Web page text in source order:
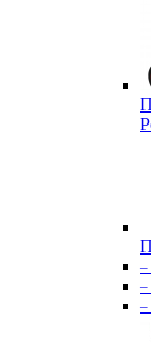
–
–
–